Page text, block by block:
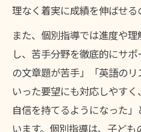
理なく着実に成績を伸ばせる
また、個別指導では進度や
し、苦手分野を徹底的にサ
の文章題が苦手」「英語の
いった要望にも対応しやす
自信を持てるようになった
います。個別指導は、子ど